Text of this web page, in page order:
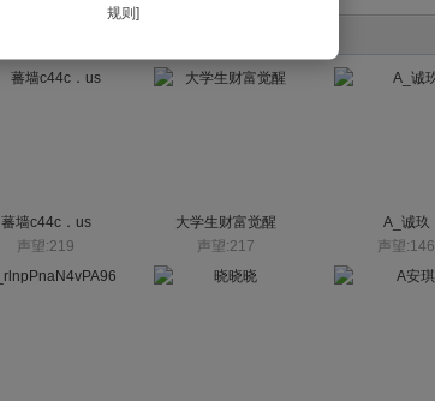
规则]
蕃墙c44c．us
声望:219
大学生财富觉醒
声望:217
A_诚玖
声望:146